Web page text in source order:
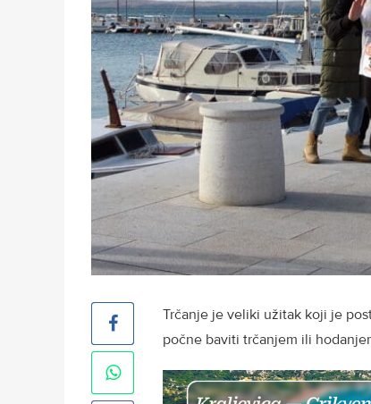
Trčanje je veliki užitak koji je
počne baviti trčanjem ili